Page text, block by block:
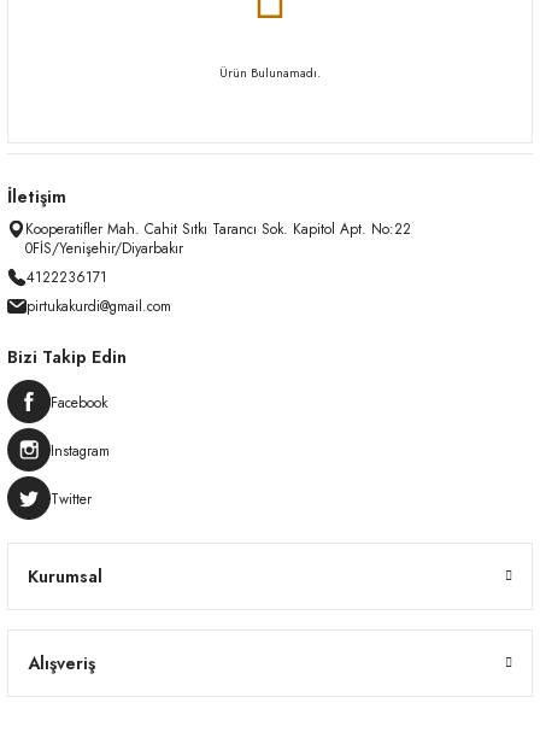
Ürün Bulunamadı.
İletişim
Kooperatifler Mah. Cahit Sıtkı Tarancı Sok. Kapitol Apt. No:22
0FİS/Yenişehir/Diyarbakır
4122236171
pirtukakurdi@gmail.com
Kurumsal
Alışveriş
Bizi Takip Edin
Facebook
Instagram
Twitter